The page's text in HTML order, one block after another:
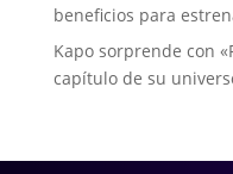
beneficios para
Kapo sorprende con
capítulo de su